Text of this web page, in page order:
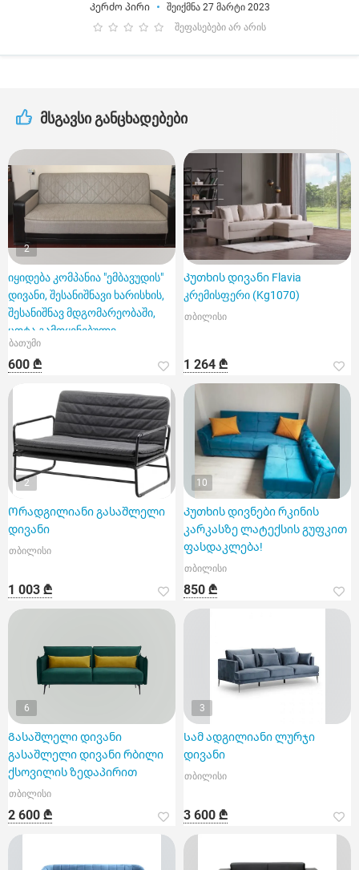
Კერძო პირი
შეიქმნა 27 მარტი 2023
შეფასებები არ არის
მსგავსი განცხადებები
2
იყიდება კომპანია "ემბავუდის"
დივანი, შესანიშნავი ხარისხის,
შესანიშნავ მდგომარეობაში,
ცოტა გამოყენებული.
ბათუმი
600 ₾
Კუთხის დივანი Flavia
კრემისფერი (Kg1070)
თბილისი
1 264 ₾
2
Ორადგილიანი გასაშლელი
დივანი
თბილისი
1 003 ₾
10
Კუთხის დივნები რკინის
კარკასზე ლატექსის გუფკით
ფასდაკლება!
თბილისი
850 ₾
6
Გასაშლელი დივანი
გასაშლელი დივანი რბილი
ქსოვილის ზედაპირით
თბილისი
2 600 ₾
3
Სამ ადგილიანი ლურჯი
დივანი
თბილისი
3 600 ₾